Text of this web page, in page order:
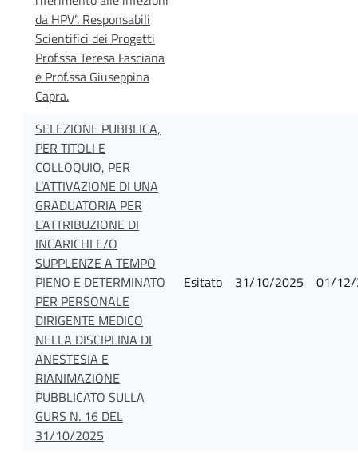
da HPV”. Responsabili
Scientifici dei Progetti
Prof.ssa Teresa Fasciana
e Prof.ssa Giuseppina
Capra.
SELEZIONE PUBBLICA,
PER TITOLI E
COLLOQUIO, PER
L’ATTIVAZIONE DI UNA
GRADUATORIA PER
L’ATTRIBUZIONE DI
INCARICHI E/O
SUPPLENZE A TEMPO
PIENO E DETERMINATO
PER PERSONALE
DIRIGENTE MEDICO
NELLA DISCIPLINA DI
ANESTESIA E
RIANIMAZIONE
PUBBLICATO SULLA
GURS N. 16 DEL
31/10/2025
Esitato 31/10/2025 01/